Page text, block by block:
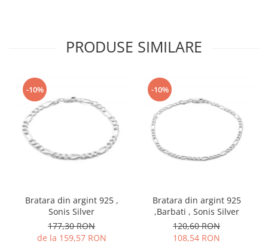
PRODUSE SIMILARE
-10%
Bratara din argint 925 ,
Sonis Silver
177,30 RON
de la 159,57 RON
-10%
Bratara din argint 925
,Barbati , Sonis Silver
120,60 RON
108,54 RON